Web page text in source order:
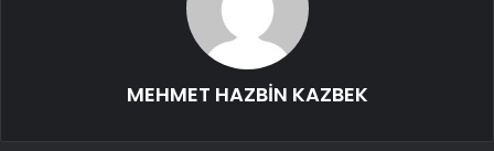
MEHMET HAZBİN KAZBEK